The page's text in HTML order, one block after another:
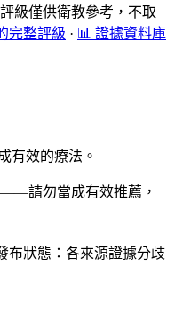
級僅供衛教參考，不取
完整評級 · 📊 證據資料庫
有效的療法。
請勿當成有效推薦，
狀態：各來源證據分歧